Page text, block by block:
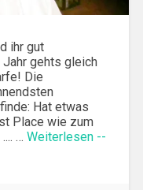
ihr gut
gehts gleich
Die
Hat etwas
Place wie zum
… Weiterlesen --